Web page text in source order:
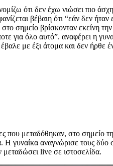
ότι δεν έχω νιώσει πιο
βέβαιη ότι “εάν δεν
σημείο βρίσκονταν εκείνη
για όλο αυτό”. αναφέρει η
με έξι άτομα και δεν ήρθε
που μεταδόθηκαν, στο σημείο
αναγνώρισε τους δύο
μεταδώσει live σε ιστοσελίδα.